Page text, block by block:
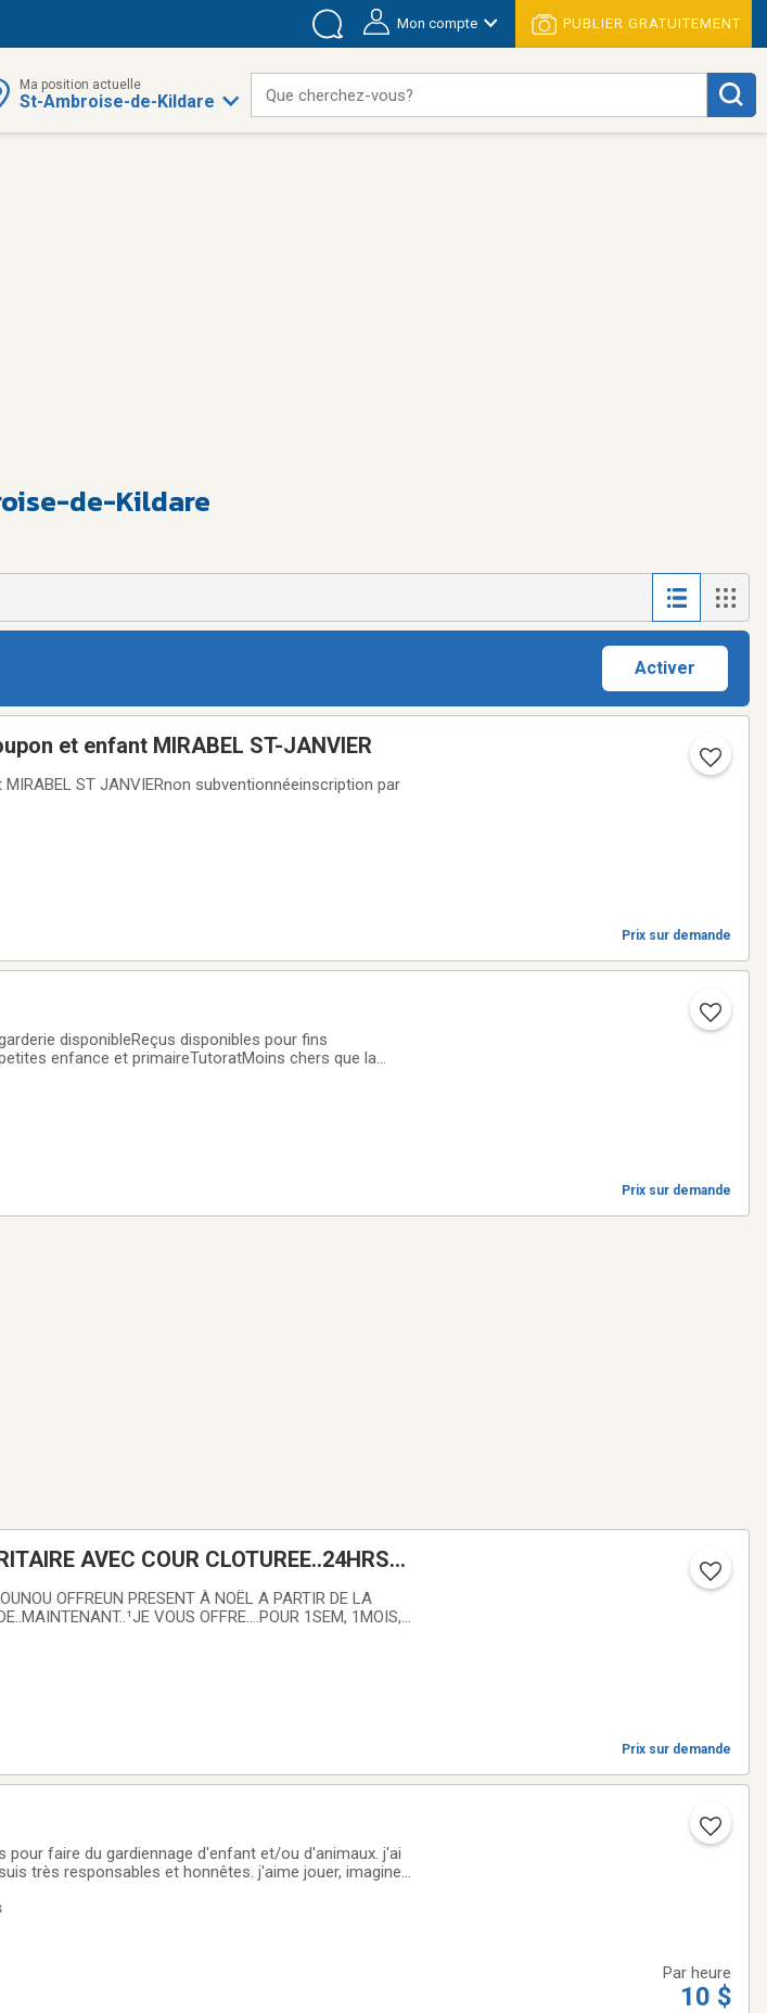
Mon compte PUBLIER GRATUITEMENT
Ma position actuelle
St-Ambroise-de-Kildare Que cherchez-vous?
de-Kildare
Activer
et enfant MIRABEL ST-JANVIER
ST JANVIERnon subventionnéeinscription par
Prix sur demande
disponibleReçus disponibles pour fins
enfance et primaireTutoratMoins chers que la
Prix sur demande
AVEC COUR CLOTUREE..24HRS
OFFREUN PRESENT À NOËL A PARTIR DE LA
VOUS OFFRE....POUR 1SEM, 1MOIS,
Prix sur demande
faire du gardiennage d'enfant et/ou d'animaux. j'ai
très responsables et honnêtes. j'aime jouer, imaginer
Par heure
10 $